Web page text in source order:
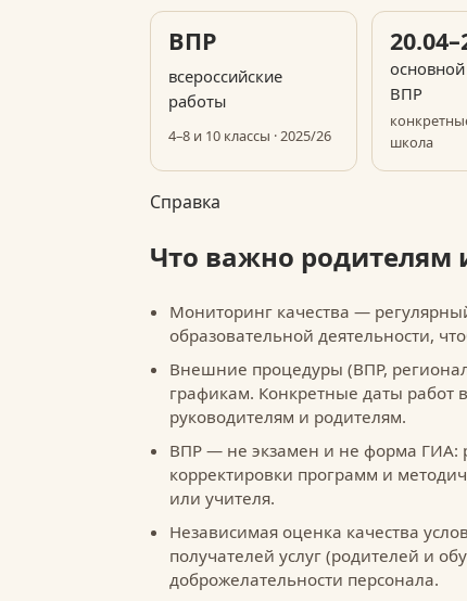
ВПР
всероссийские
работы
4–8 и 10 классы · 2025/26
ВПР
школа
Справка
Что важно
Мониторинг качества —
образовательной деятельности,
Внешние процедуры (ВПР,
графикам. Конкретные даты работ
руководителям и родителям.
ВПР — не экзамен и не форма ГИА:
корректировки программ и
или учителя.
Независимая оценка качества
получателей услуг (родителей и
доброжелательности персонала.